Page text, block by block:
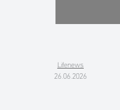
Lifenews
26.06.2026